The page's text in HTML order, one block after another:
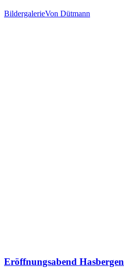
BildergalerieVon Dütmann
Eröffnungsabend Hasbergen